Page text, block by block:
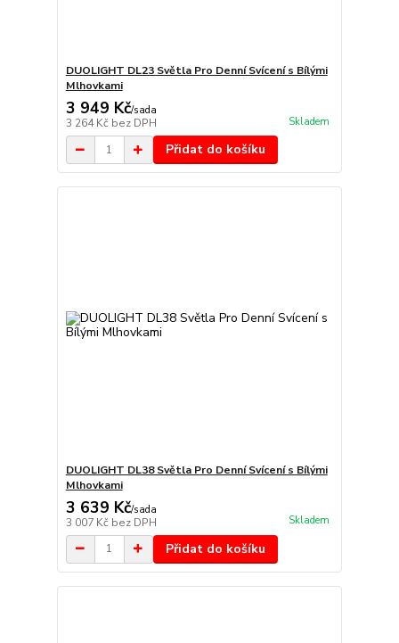
DUOLIGHT DL23 Světla Pro Denní Svícení s Bílými
Mlhovkami
3 949 Kč/sada
3 264 Kč bez DPH Skladem
Přidat do košíku
DUOLIGHT DL38 Světla Pro Denní Svícení s Bílými
Mlhovkami
3 639 Kč/sada
3 007 Kč bez DPH Skladem
Přidat do košíku